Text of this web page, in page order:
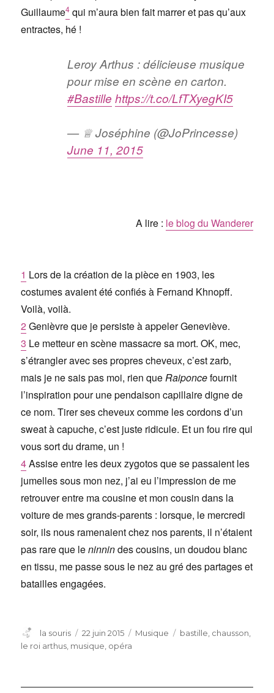
Guillaume4 qui m’aura bien fait marrer et pas qu’aux
entractes, hé !
Leroy Arthus : délicieuse musique
pour mise en scène en carton.
#Bastille https://t.co/LfTXyegKI5
— ♕ Joséphine (@JoPrincesse)
June 11, 2015
A lire : le blog du Wanderer
1 Lors de la création de la pièce en 1903, les
costumes avaient été confiés à Fernand Khnopff.
Voilà, voilà.
2 Genièvre que je persiste à appeler Geneviève.
3 Le metteur en scène massacre sa mort. OK, mec,
s’étrangler avec ses propres cheveux, c’est zarb,
mais je ne sais pas moi, rien queRaiponcefournit
l’inspiration pour une pendaison capillaire digne de
ce nom. Tirer ses cheveux comme les cordons d’un
sweat à capuche, c’est juste ridicule. Et un fou rire qui
vous sort du drame, un !
4Assise entre les deux zygotos que se passaient les
jumelles sous mon nez, j’ai eu l’impression de me
retrouver entre ma cousine et mon cousin dans la
voiture de mes grands-parents : lorsque, le mercredi
soir, ils nous ramenaient chez nos parents, il n’étaient
pas rare que leninnindes cousins, un doudou blanc
en tissu, me passe sous le nez au gré des partages et
batailles engagées.
Auteur
la souris
Publié
le
22 juin 2015 Catégories
Musique Étiquettes
bastille chausson
le roi arthus musique opéra